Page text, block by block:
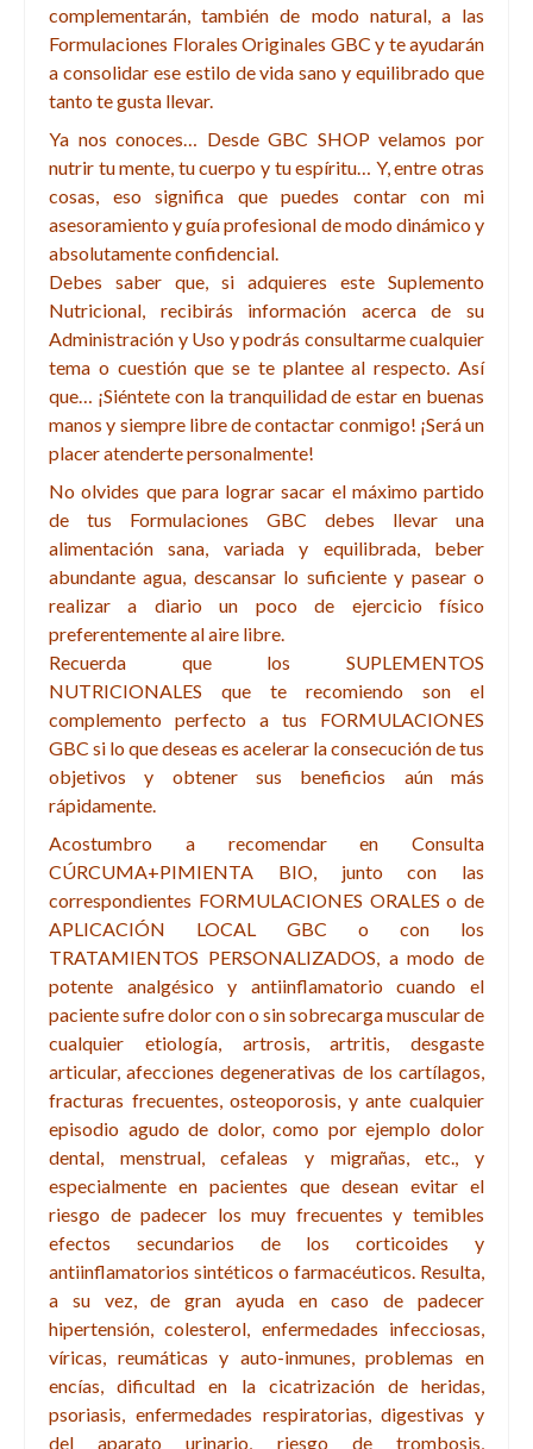
complementarán, también de modo natural, a las
Formulaciones Florales Originales GBC y te ayudarán
a consolidar ese estilo de vida sano y equilibrado que
tanto te gusta llevar.
Ya nos conoces… Desde GBC SHOP velamos por
nutrir tu mente, tu cuerpo y tu espíritu… Y, entre otras
cosas, eso significa que puedes contar con mi
asesoramiento y guía profesional de modo dinámico y
absolutamente confidencial.
Debes saber que, si adquieres este Suplemento
Nutricional, recibirás información acerca de su
Administración y Uso y podrás consultarme cualquier
tema o cuestión que se te plantee al respecto. Así
que… ¡Siéntete con la tranquilidad de estar en buenas
manos y siempre libre de contactar conmigo! ¡Será un
placer atenderte personalmente!
No olvides que para lograr sacar el máximo partido
de tus Formulaciones GBC debes llevar una
alimentación sana, variada y equilibrada, beber
abundante agua, descansar lo suficiente y pasear o
realizar a diario un poco de ejercicio físico
preferentemente al aire libre.
Recuerda que los SUPLEMENTOS
NUTRICIONALES que te recomiendo son el
complemento perfecto a tus FORMULACIONES
GBC si lo que deseas es acelerar la consecución de tus
objetivos y obtener sus beneficios aún más
rápidamente.
Acostumbro a recomendar en Consulta
CÚRCUMA+PIMIENTA BIO, juntocon las
correspondientes FORMULACIONES ORALES o de
APLICACIÓN LOCAL GBC o con los
TRATAMIENTOS PERSONALIZADOS, a modo de
potente analgésico y antiinflamatorio cuando el
paciente sufre dolor con o sin sobrecarga muscular de
cualquier etiología, artrosis, artritis, desgaste
articular,afecciones degenerativas de los cartílagos,
fracturas frecuentes, osteoporosis, y ante cualquier
episodio agudo de dolor, como por ejemplo dolor
dental, menstrual, cefaleas y migrañas, etc., y
especialmente en pacientes que desean evitar el
riesgo de padecer los muy frecuentes y temibles
efectos secundarios de los corticoides y
antiinflamatorios sintéticos o farmacéuticos. Resulta,
a su vez, de gran ayuda en caso de padecer
hipertensión, colesterol, enfermedades infecciosas,
víricas, reumáticas y auto-inmunes, problemas en
encías, dificultad en la cicatrización de heridas,
psoriasis, enfermedades respiratorias, digestivas y
del aparato urinario, riesgo de trombosis,